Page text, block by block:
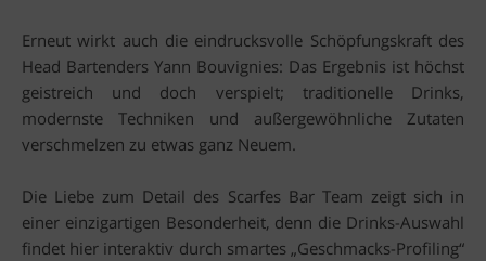
Erneut wirkt auch die eindrucksvolle Schöpfungskraft des
Head Bartenders Yann Bouvignies: Das Ergebnis ist höchst
geistreich und doch verspielt; traditionelle Drinks,
modernste Techniken und außergewöhnliche Zutaten
verschmelzen zu etwas ganz Neuem.
Die Liebe zum Detail des Scarfes Bar Team zeigt sich in
einer einzigartigen Besonderheit, denn die Drinks-Auswahl
findet hier interaktiv durch smartes „Geschmacks-Profiling“